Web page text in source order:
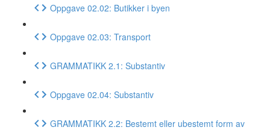
Oppgave 02.02: Butikker i byen
Oppgave 02.03: Transport
GRAMMATIKK 2.1: Substantiv
Oppgave 02.04: Substantiv
GRAMMATIKK 2.2: Bestemt eller ubestemt form av